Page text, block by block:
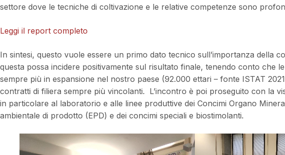
settore dove le tecniche di coltivazione e le relative competenze sono
Leggi il report completo
In sintesi, questo vuole essere un primo dato tecnico sull’importanza della
questa possa incidere positivamente sul ri­sultato finale, tenendo conto che
sempre più in espansione nel nostro paese (92.000 ettari – fonte ISTAT
contratti di filiera sempre più vincolanti. L’incontro è poi proseguito con la
in particolare al laboratorio e alle linee produttive dei Concimi Organo
ambientale di prodotto (EPD) e dei concimi speciali e biostimolanti.